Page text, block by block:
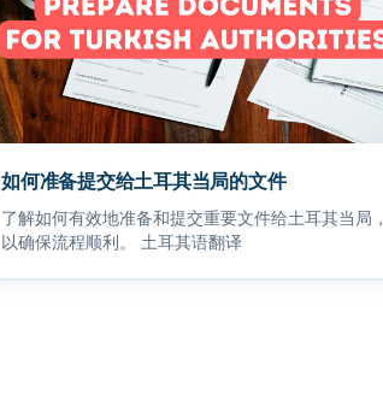
如何准备提交给土耳其当局的文件
了解如何有效地准备和提交重要文件给土耳其当局，
以确保流程顺利。 土耳其语翻译